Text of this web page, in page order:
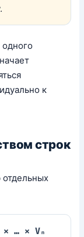
к
строк
× … × Vₙ